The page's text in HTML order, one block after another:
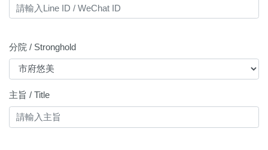
分院 / Stronghold
主旨 / Title